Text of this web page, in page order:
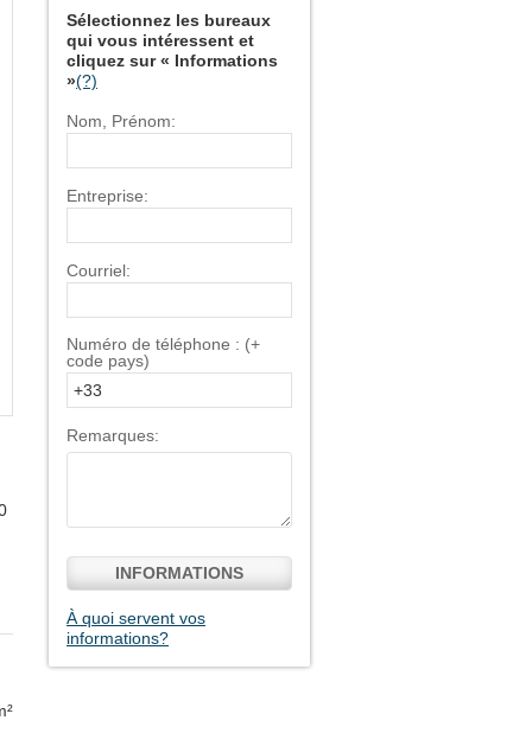
Sélectionnez les bureaux
qui vous intéressent et
cliquez sur « Informations
»(?)
Nom, Prénom:
Entreprise:
Courriel:
Numéro de téléphone : (+
code pays)
Remarques:
INFORMATIONS
À quoi servent vos
informations?